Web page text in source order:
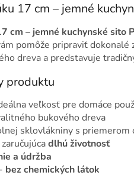
17 cm – jemné
cm – jemné kuchynské sito
pomôže pripraviť
dreva a predstavuje
produktu
veľkosť pre domáce
bukového dreva
sklovlákniny s
dlhú životnosť
a údržba
bez chemických látok